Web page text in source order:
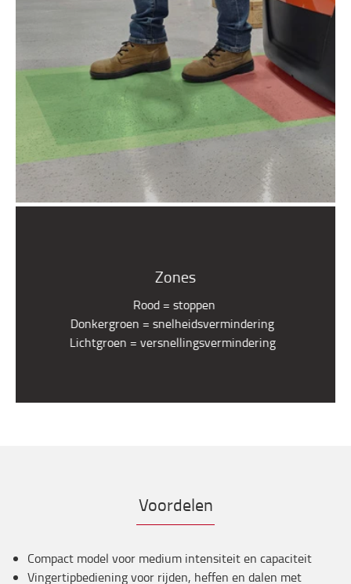
Zones
Rood = stoppen
Donkergroen = snelheidsvermindering
Lichtgroen = versnellingsvermindering
Voordelen
Compact model voor medium intensiteit en capaciteit
Vingertipbediening voor rijden, heffen en dalen met